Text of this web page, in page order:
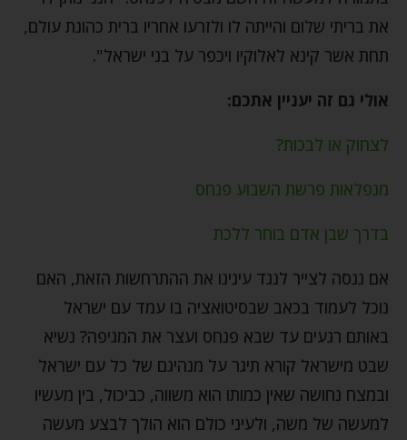
את בריתי שלום והייתה לו ולזרעו אחריו ברית כהונת עולם,
תחת אשר קינא לאלוקיו ויכפר על בני ישראל".
אולי גם זה יעניין אתכם:
לצחוק או לבכות?
מנפלאות פרשת השבוע פנחס
בדרך שבן אדם בוחר ללכת
אם ננסה לצייר לנגד עינינו את ההתרחשות הזאת, האם
נוכל לעמוד בכאב שבסיטואציה בו עמד עם ישראל
באותם רגעים עד שבא פנחס ועצר את המגיפה? נשיא
שבט מישראל קורא תיגר על מנהיגם של כל עם ישראל
ובמצח נחושה שאין כמותו הוא משווה, כביכול, בין מעשיו
למעשה של משה, ולעיני כולם הוא הולך לבצע מעשה